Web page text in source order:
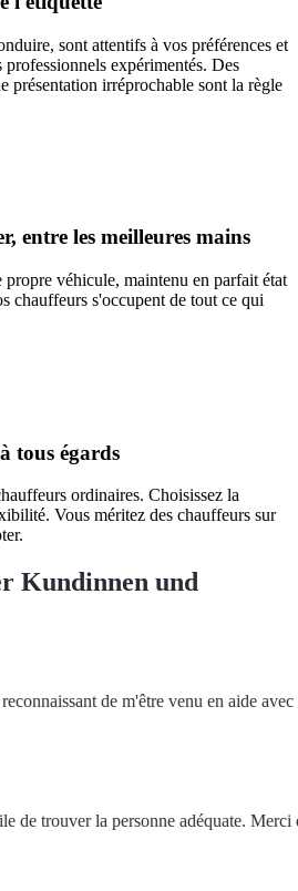
sont attentifs à vos préférences et
professionnels expérimentés. Des
présentation irréprochable sont la règle
entre les meilleures mains
véhicule, maintenu en parfait état
chauffeurs s'occupent de tout ce qui
tous égards
ordinaires. Choisissez la
Vous méritez des chauffeurs sur
Kundinnen und
de m'être venu en aide avec
de trouver la personne adéquate. Merci